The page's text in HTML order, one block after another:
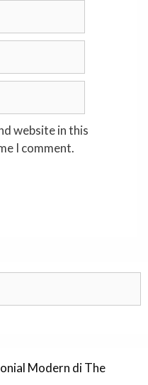
website in this
I comment.
Modern di The